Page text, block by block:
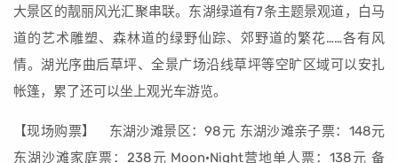
大景区的靓丽风光汇聚串联。东湖绿道有7条主题景观道，白马
道的艺术雕塑、森林道的绿野仙踪、郊野道的繁花……各有风
情。湖光序曲后草坪、全景广场沿线草坪等空旷区域可以安扎
帐篷，累了还可以坐上观光车游览。
【现场购票】 东湖沙滩景区：98元 东湖沙滩亲子票：148元
东湖沙滩家庭票：238元 Moon·Night营地单人票：138元 备